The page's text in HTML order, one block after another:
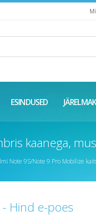
ESINDUSED
kaanega,
Note 9S/Note 9 Pro Mobilize
- Hind e-poes